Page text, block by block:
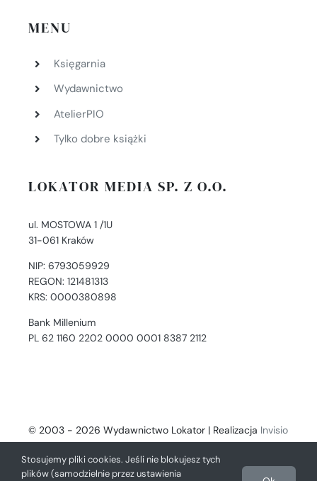
MENU
Księgarnia
Wydawnictwo
AtelierPIO
Tylko dobre książki
LOKATOR MEDIA SP. Z O.O.
ul. MOSTOWA 1 /1U
31-061 Kraków
NIP: 6793059929
REGON: 121481313
KRS: 0000380898
Bank Millenium
PL 62 1160 2202 0000 0001 8387 2112
© 2003 - 2026 Wydawnictwo Lokator | Realizacja Invisio
- Digital Solutions
Stosujemy pliki cookies. Jeśli nie blokujesz tych
plików (samodzielnie przez ustawienia